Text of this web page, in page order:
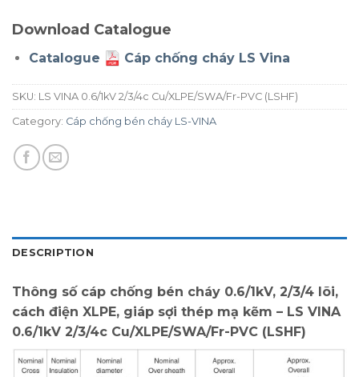
Download Catalogue
Catalogue Cáp chống cháy LS Vina
SKU: LS VINA 0.6/1kV 2/3/4c Cu/XLPE/SWA/Fr-PVC (LSHF)
Category: Cáp chống bén cháy LS-VINA
DESCRIPTION
Thông số cáp chống bén cháy 0.6/1kV, 2/3/4 lõi,
cách điện XLPE, giáp sợi thép mạ kẽm – LS VINA
0.6/1kV 2/3/4c Cu/XLPE/SWA/Fr-PVC (LSHF)